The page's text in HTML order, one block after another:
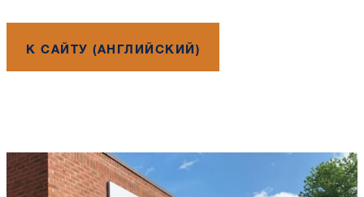
К САЙТУ (АНГЛИЙСКИЙ)